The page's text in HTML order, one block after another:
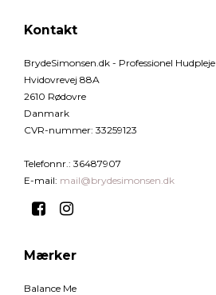
Kontakt
BrydeSimonsen.dk - Professionel Hudpleje
Hvidovrevej 88A
2610 Rødovre
Danmark
CVR-nummer: 33259123
Telefonnr. : 36487907
E-mail: mail@brydesimonsen.dk
Mærker
Balance Me